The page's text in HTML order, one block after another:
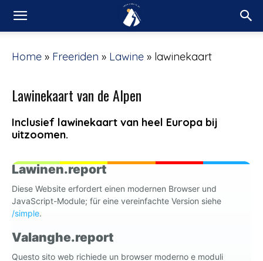
Home » Freeriden » Lawine » lawinekaart
Lawinekaart van de Alpen
Inclusief lawinekaart van heel Europa bij
uitzoomen.